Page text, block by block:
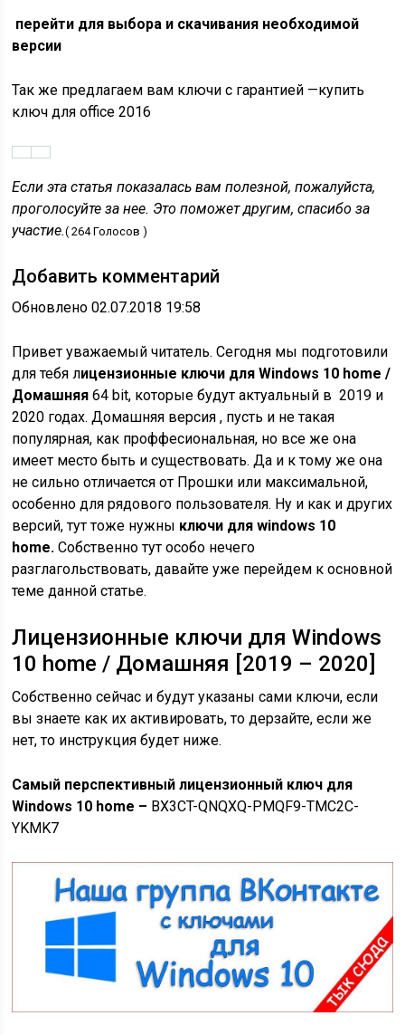
перейти для выбора и скачивания необходимой
версии
Так же предлагаем вам ключи с гарантией —купить
ключ для office 2016
Если эта статья показалась вам полезной, пожалуйста,
проголосуйте за нее. Это поможет другим, спасибо за
участие.( 264 Голосов )
Добавить комментарий
Обновлено 02.07.2018 19:58
Привет уважаемый читатель. Сегодня мы подготовили
для тебя лицензионные ключи для Windows 10 home /
Домашняя 64 bit, которые будут актуальный в 2019 и
2020 годах. Домашняя версия , пусть и не такая
популярная, как проффесиональная, но все же она
имеет место быть и существовать. Да и к тому же она
не сильно отличается от Прошки или максимальной,
особенно для рядового пользователя. Ну и как и других
версий, тут тоже нужны ключи для windows 10
home.Собственно тут особо нечего
разглагольствовать, давайте уже перейдем к основной
теме данной статье.
Лицензионные ключи для Windows
10 home / Домашняя [2019 – 2020]
Собственно сейчас и будут указаны сами ключи, если
вы знаете как их активировать, то дерзайте, если же
нет, то инструкция будет ниже.
Самый перспективный лицензионный ключ для
Windows 10 home – BX3CT-QNQXQ-PMQF9-TMC2C-
YKMK7